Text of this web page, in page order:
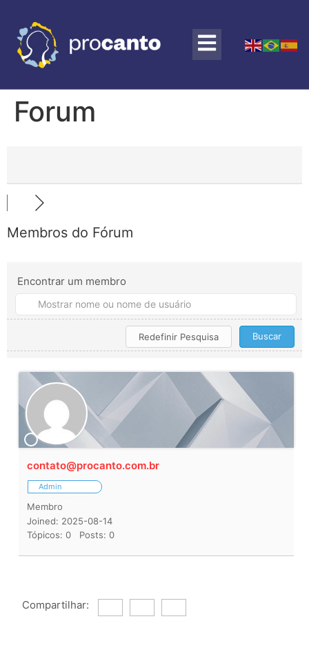
Forum
Membros do Fórum
Encontrar um membro
contato@procanto.com.br
Admin
Membro
Joined: 2025-08-14
Tópicos: 0
Posts: 0
Compartilhar: